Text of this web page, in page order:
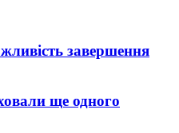
завершення
ще одного